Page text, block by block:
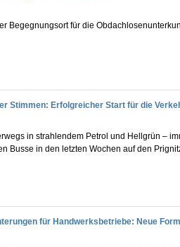
Begegnungsort für die
Stimmen: Erfolgreicher Start für die
in strahlendem Petrol und Hellgrün –
Busse in den letzten Wochen auf den
für Handwerksbetriebe: Neue